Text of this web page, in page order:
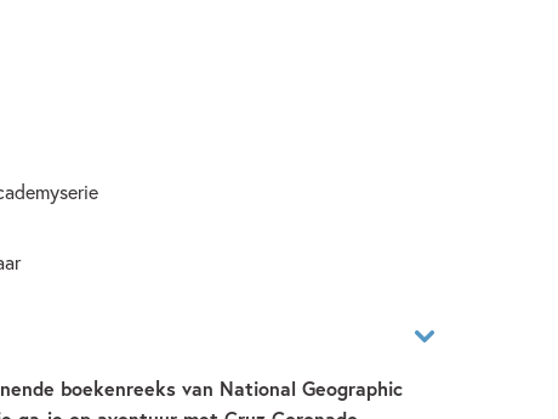
boekenreeks van National Geographic